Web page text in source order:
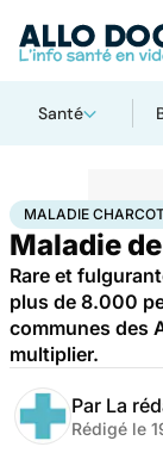
Santé
AccueilSantéMaladie
MALADIE
Maladie
Rare et
plus de 8.000
communes des
multiplier.
Par La
Rédigé le